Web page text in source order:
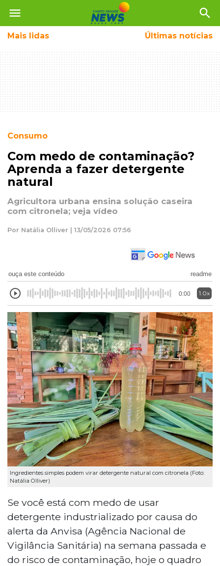
menu search
Mais lidas Últimas notícias
Consumo
Com medo de contaminação?
Aprenda a fazer detergente
natural
Agricultora urbana ensina solução caseira
com citronela; veja vídeo
Por Natália Olliver | 13/05/2026 07:56
ouça este conteúdo readme
0:00 1.0x
Ingredientes simples podem virar detergente natural com citronela (Foto:
Natália Olliver)
Se você está com medo de usar
detergente industrializado por causa do
alerta da Anvisa (Agência Nacional de
Vigilância Sanitária) na semana passada e
do risco de contaminação, hoje o quadro